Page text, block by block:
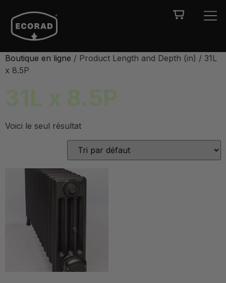
Boutique en ligne / Product Length and Depth (in) / 31L
x 8.5P
Voici le seul résultat